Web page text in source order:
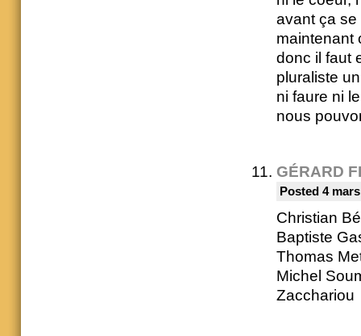
avant ça
maintenant
donc il faut
pluraliste
ni faure ni
nous
GÉRARD
Posted 4
Christian
Baptiste
Thomas
Michel
Zacchariou